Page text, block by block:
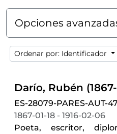
Opciones
Ordenar por: Identificador
Darío, Rubén (1867-
ES-28079-PARES-AUT-
1867-01-18 - 1916-02-06
Poeta, escritor,